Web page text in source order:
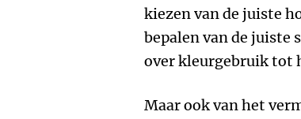
kiezen van de juiste
bepalen van de juiste
over kleurgebruik tot
Maar ook van het